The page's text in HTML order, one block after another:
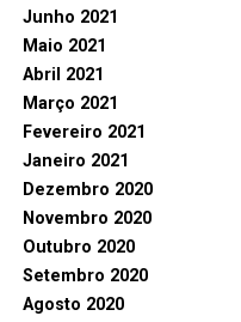
Junho 2021
Maio 2021
Abril 2021
Março 2021
Fevereiro 2021
Janeiro 2021
Dezembro 2020
Novembro 2020
Outubro 2020
Setembro 2020
Agosto 2020